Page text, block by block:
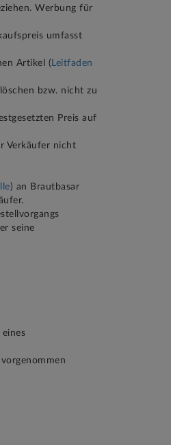
Werbung für
umfasst
Artikel ( Leitfaden
bzw. nicht zu
Preis auf
Verkäufer nicht
) an Brautbasar
seine